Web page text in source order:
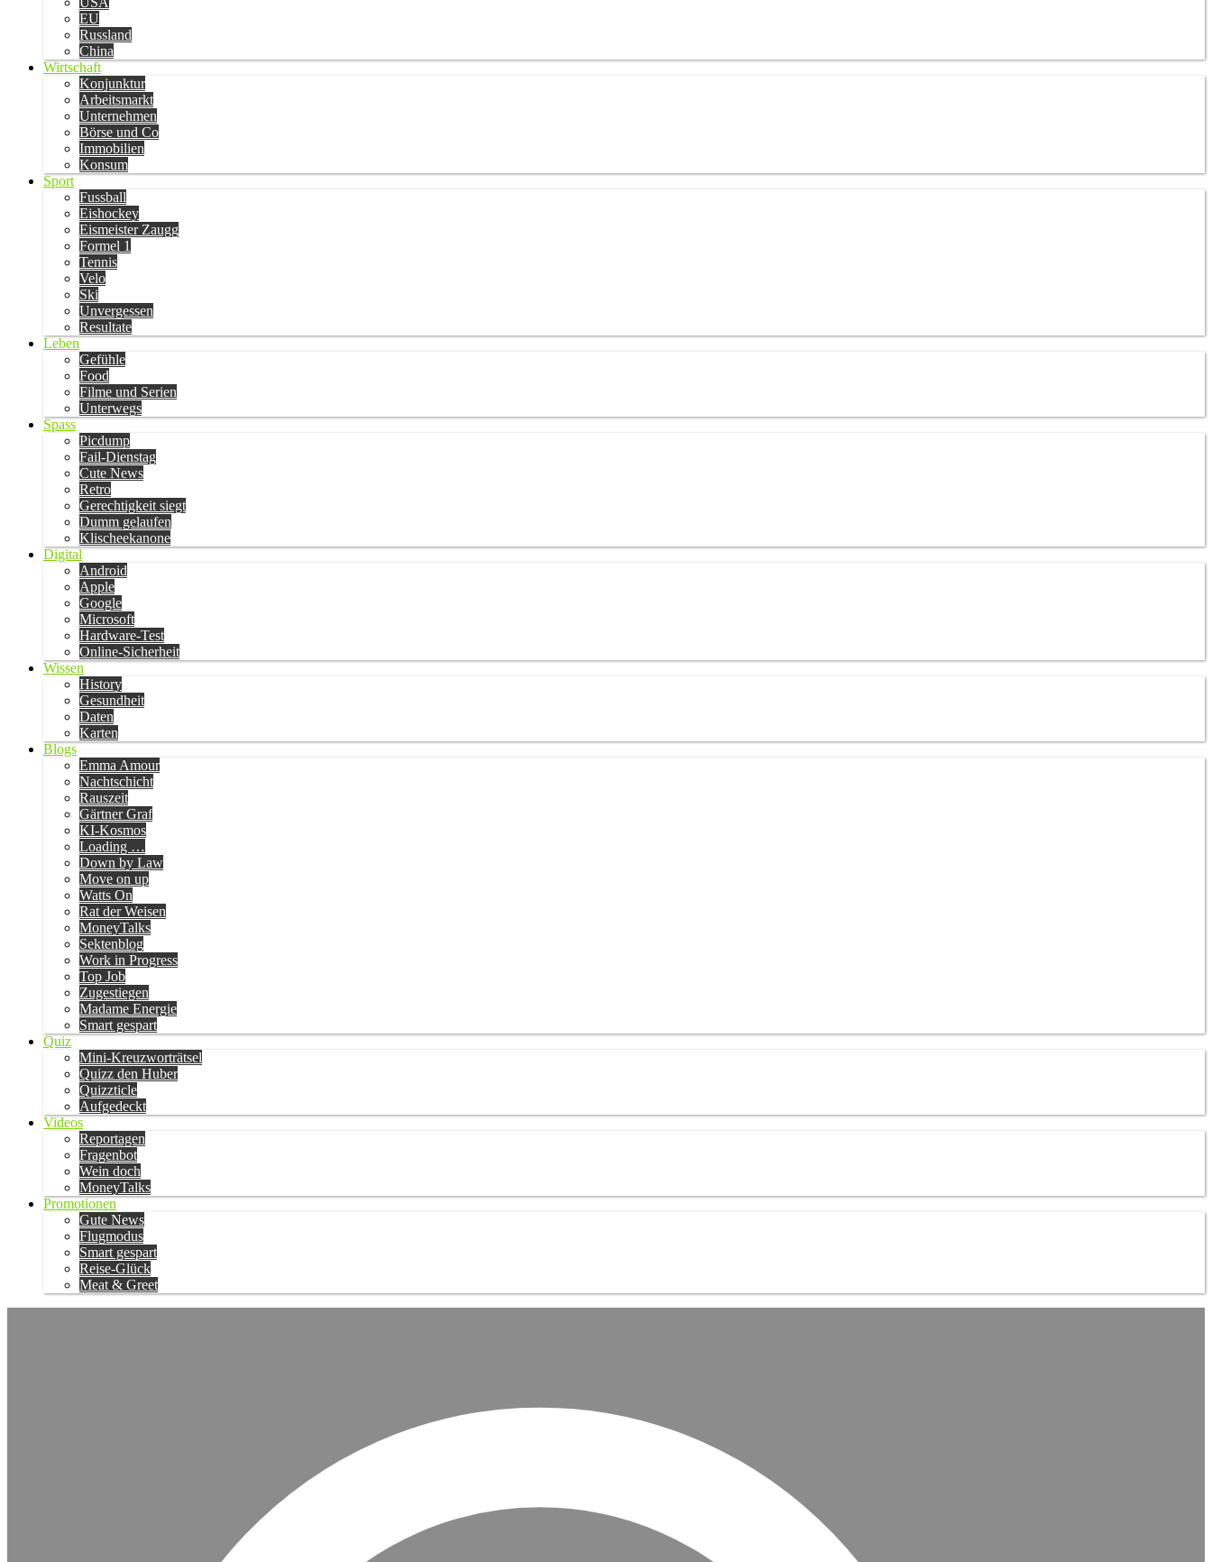
EU
Russland
China
Wirtschaft
Konjunktur
Arbeitsmarkt
Unternehmen
Börse und Co
Immobilien
Konsum
Sport
Fussball
Eishockey
Eismeister Zaugg
Formel 1
Tennis
Velo
Ski
Unvergessen
Resultate
Leben
Gefühle
Food
Filme und Serien
Unterwegs
Spass
Picdump
Fail-Dienstag
Cute News
Retro
Gerechtigkeit siegt
Dumm gelaufen
Klischeekanone
Digital
Android
Apple
Google
Microsoft
Hardware-Test
Online-Sicherheit
Wissen
History
Gesundheit
Daten
Karten
Blogs
Emma Amour
Nachtschicht
Rauszeit
Gärtner Graf
KI-Kosmos
Loading …
Down by Law
Move on up
Watts On
Rat der Weisen
MoneyTalks
Sektenblog
Work in Progress
Top Job
Zugestiegen
Madame Energie
Smart gespart
Quiz
Mini-Kreuzworträtsel
Quizz den Huber
Quizzticle
Aufgedeckt
Videos
Reportagen
Fragenbot
Wein doch
MoneyTalks
Promotionen
Gute News
Flugmodus
Smart gespart
Reise-Glück
Meat & Greet